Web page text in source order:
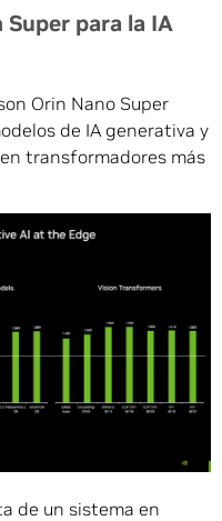
para la IA
Orin Nano Super
de IA generativa y
transformadores más
de un sistema en